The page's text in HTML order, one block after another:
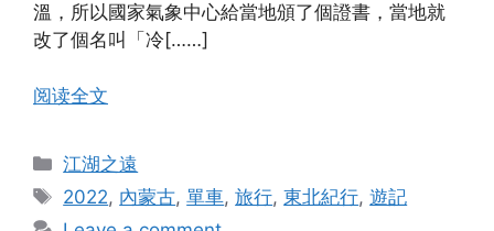
溫，所以國家氣象中心給當地頒了個證書，當地就
改了個名叫「冷[……]
阅读全文
Categories
江湖之遠
Tags
2022, 內蒙古,單車,旅行,東北紀行,遊記